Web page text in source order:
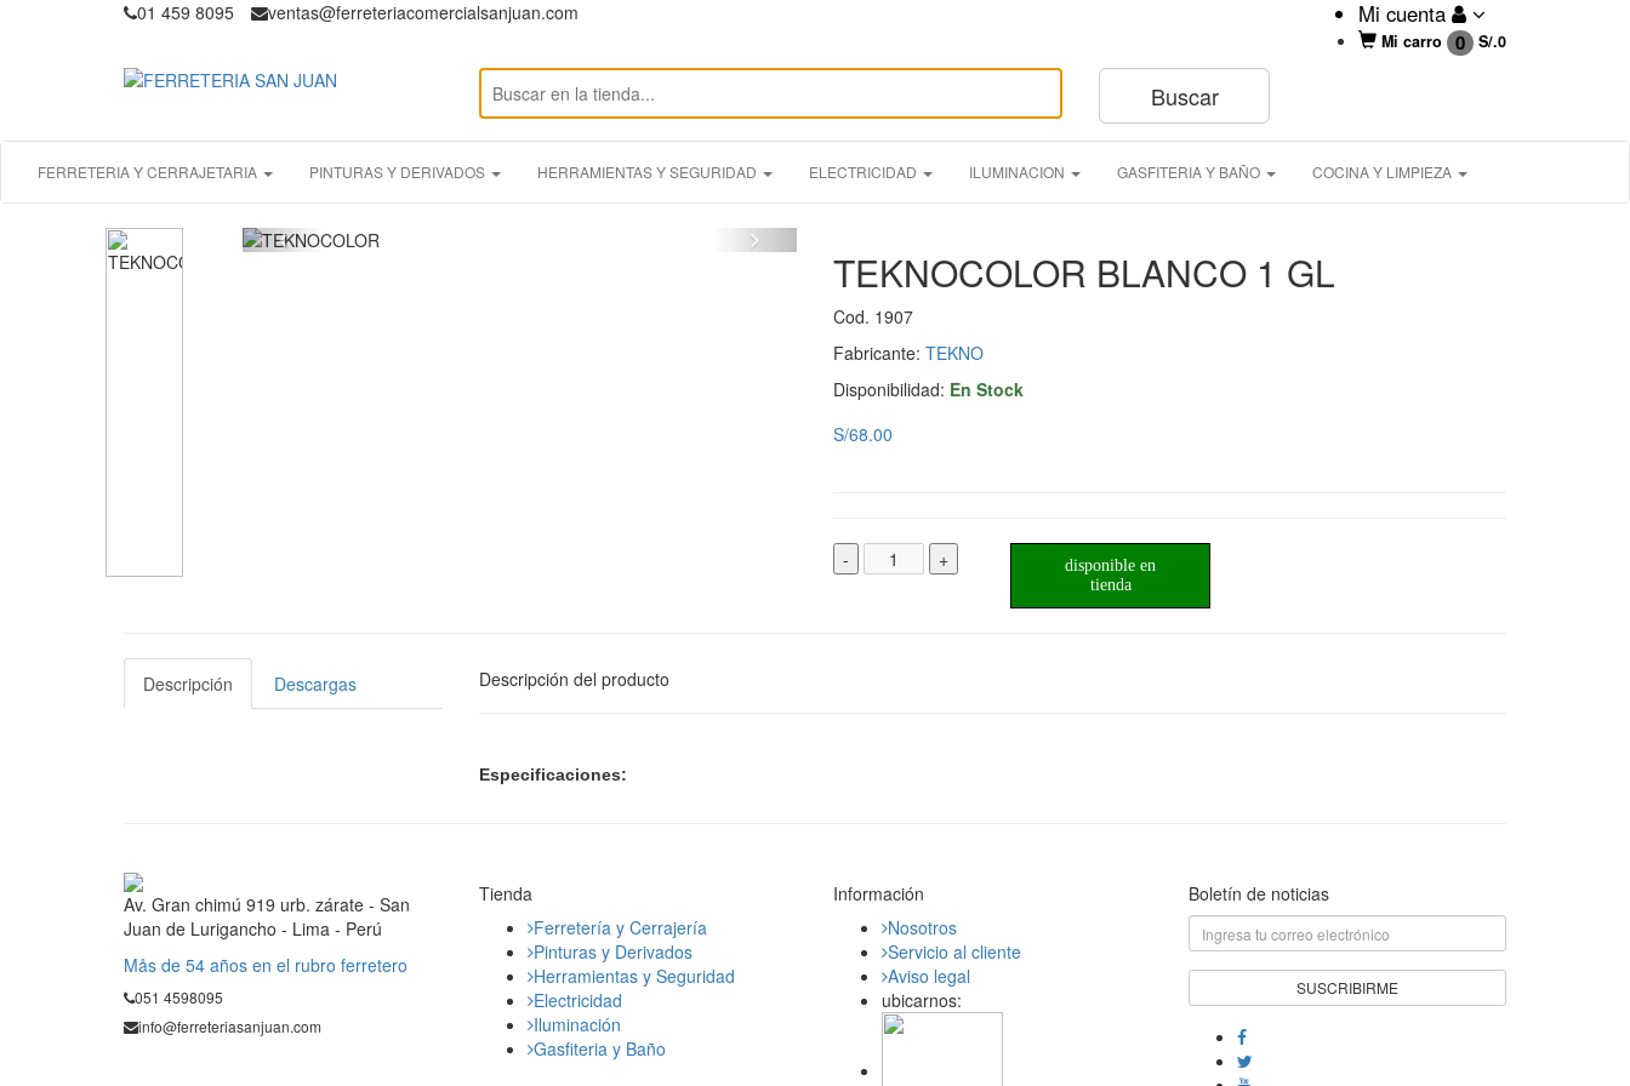
01 459 8095 ventas@ferreteriacomercialsanjuan.com Mi cuenta
Mi carro 0 S/.0
FERRETERIA Y CERRAJETARIA PINTURAS Y DERIVADOS HERRAMIENTAS Y SEGURIDAD ELECTRICIDAD ILUMINACION GASFITERIA Y BAÑO COCINA Y LIMPIEZA
TEKNOCOLOR BLANCO 1 GL
Cod. 1907
Fabricante: TEKNO
Disponibilidad: En Stock
S/68.00
- +
disponible en
tienda
Descripción Descargas Descripción del producto
Especificaciones:
Av. Gran chimú 919 urb. zárate - San
Juan de Lurigancho - Lima - Perú
Mås de 54 años en el rubro ferretero
051 4598095
info@ferreteriasanjuan.com
Tienda
Ferretería y Cerrajería
Pinturas y Derivados
Herramientas y Seguridad
Electricidad
Iluminación
Gasfiteria y Baño
Información
Nosotros
Servicio al cliente
Aviso legal
ubicarnos:
Boletín de noticias